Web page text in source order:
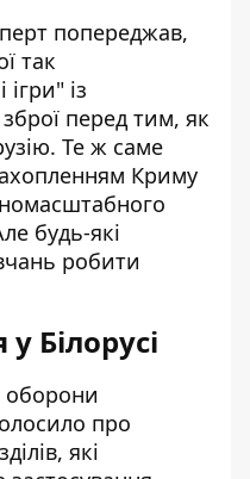
попереджав,
так
із
перед тим, як
Те ж саме
Криму
будь-які
робити
Білорусі
оборони
про
, які